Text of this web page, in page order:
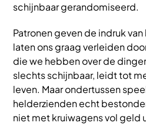
schijnbaar gerandomiseerd.
Patronen geven de indruk
laten ons graag verleiden
die we hebben over de
slechts schijnbaar, leidt tot
leven. Maar ondertussen
helderzienden echt
niet met kruiwagens vol geld